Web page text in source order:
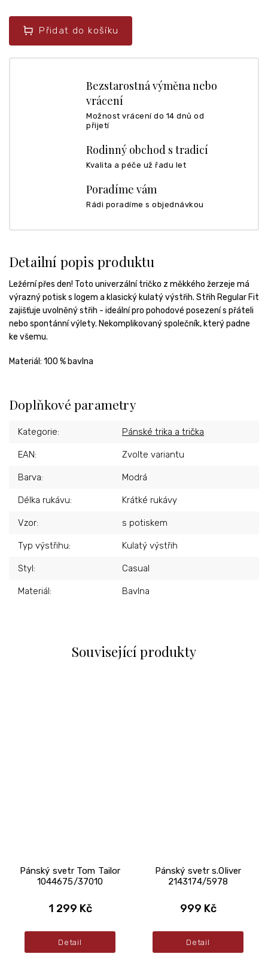
Přidat do košíku
Bezstarostná výměna nebo
vrácení
Možnost vrácení do 14 dnů od
přijetí
Rodinný obchod s tradicí
Kvalita a péče už řadu let
Poradíme vám
Rádi poradíme s objednávkou
Související produkty
Pánský svetr Tom Tailor
1044675/37010
1 299 Kč
Detail
Pánský svetr s.Oliver
2143174/5978
999 Kč
Detail
Detailní popis produktu
Ležérní přes den! Toto univerzální tričko z měkkého žerzeje má
výrazný potisk s logem a klasický kulatý výstřih. Střih Regular Fit
zajišťuje uvolněný střih - ideální pro pohodové posezení s přáteli
nebo spontánní výlety. Nekomplikovaný společník, který padne
ke všemu.
Materiál: 100 % bavlna
Doplňkové parametry
Kategorie: Pánské trika a trička
EAN: Zvolte variantu
Barva: Modrá
Délka rukávu: Krátké rukávy
Vzor: s potiskem
Typ výstřihu: Kulatý výstřih
Styl: Casual
Materiál: Bavlna